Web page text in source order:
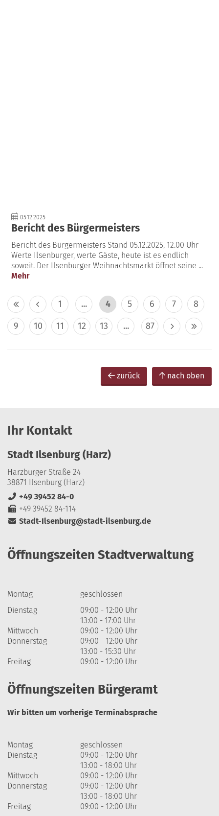
05.12.2025
Bericht des Bürgermeisters
Bericht des Bürgermeisters Stand 05.12.2025, 12.00 Uhr
Werte Ilsenburger, werte Gäste, heute ist es endlich
soweit. Der Ilsenburger Weihnachtsmarkt öffnet seine ...
Mehr
1 ... 4 5 6 7 8
9 10 11 12 13 ... 87
zurück nach oben
Ihr Kontakt
Stadt Ilsenburg (Harz)
Harzburger Straße 24
38871 Ilsenburg (Harz)
+49 39452 84-0
+49 39452 84-114
Stadt-Ilsenburg@stadt-ilsenburg.de
Öffnungszeiten Stadtverwaltung
Montag
geschlossen
Dienstag
09:00 - 12:00 Uhr
13:00 - 17:00 Uhr
Mittwoch
09:00 - 12:00 Uhr
Donnerstag
09:00 - 12:00 Uhr
13:00 - 15:30 Uhr
Freitag
09:00 - 12:00 Uhr
Öffnungszeiten Bürgeramt
Wir bitten um vorherige Terminabsprache
Montag
geschlossen
Dienstag
09:00 - 12:00 Uhr
13:00 - 18:00 Uhr
Mittwoch
09:00 - 12:00 Uhr
Donnerstag
09:00 - 12:00 Uhr
13:00 - 18:00 Uhr
Freitag
09:00 - 12:00 Uhr